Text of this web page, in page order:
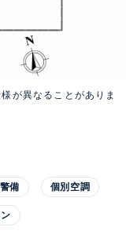
が異なることがありま
備 個別空調